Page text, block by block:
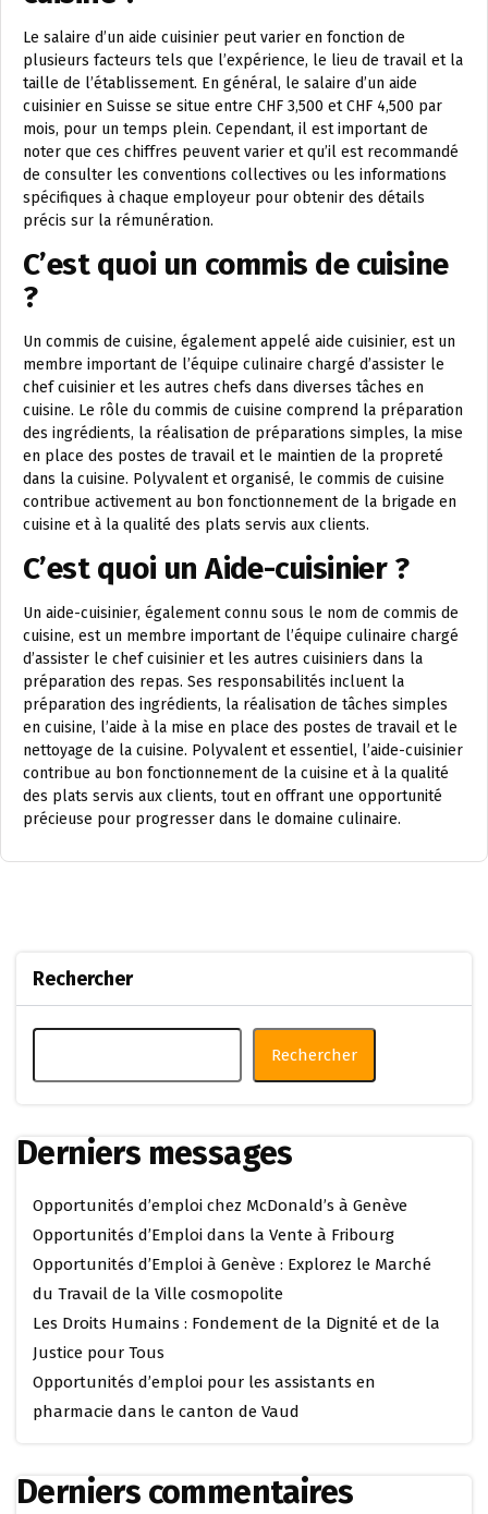
Le salaire d’un aide cuisinier peut varier en fonction de
plusieurs facteurs tels que l’expérience, le lieu de travail et la
taille de l’établissement. En général, le salaire d’un aide
cuisinier en Suisse se situe entre CHF 3,500 et CHF 4,500 par
mois, pour un temps plein. Cependant, il est important de
noter que ces chiffres peuvent varier et qu’il est recommandé
de consulter les conventions collectives ou les informations
spécifiques à chaque employeur pour obtenir des détails
précis sur la rémunération.
C’est quoi un commis de cuisine
?
Un commis de cuisine, également appelé aide cuisinier, est un
membre important de l’équipe culinaire chargé d’assister le
chef cuisinier et les autres chefs dans diverses tâches en
cuisine. Le rôle du commis de cuisine comprend la préparation
des ingrédients, la réalisation de préparations simples, la mise
en place des postes de travail et le maintien de la propreté
dans la cuisine. Polyvalent et organisé, le commis de cuisine
contribue activement au bon fonctionnement de la brigade en
cuisine et à la qualité des plats servis aux clients.
C’est quoi un Aide-cuisinier ?
Un aide-cuisinier, également connu sous le nom de commis de
cuisine, est un membre important de l’équipe culinaire chargé
d’assister le chef cuisinier et les autres cuisiniers dans la
préparation des repas. Ses responsabilités incluent la
préparation des ingrédients, la réalisation de tâches simples
en cuisine, l’aide à la mise en place des postes de travail et le
nettoyage de la cuisine. Polyvalent et essentiel, l’aide-cuisinier
contribue au bon fonctionnement de la cuisine et à la qualité
des plats servis aux clients, tout en offrant une opportunité
précieuse pour progresser dans le domaine culinaire.
Rechercher
Rechercher
Derniers messages
Opportunités d’emploi chez McDonald’s à Genève
Opportunités d’Emploi dans la Vente à Fribourg
Opportunités d’Emploi à Genève : Explorez le Marché
du Travail de la Ville cosmopolite
Les Droits Humains : Fondement de la Dignité et de la
Justice pour Tous
Opportunités d’emploi pour les assistants en
pharmacie dans le canton de Vaud
Derniers commentaires